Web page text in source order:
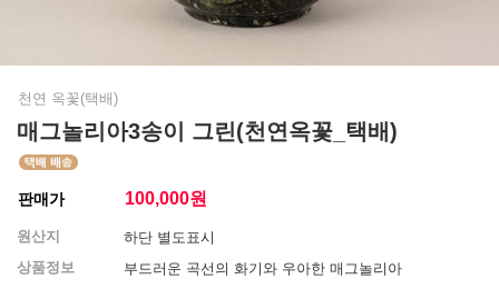
천연 옥꽃(택배)
매그놀리아3송이 그린(천연옥꽃_택배)
판매가 100,000원
원산지
하단 별도표시
상품정보
부드러운 곡선의 화기와 우아한 매그놀리아